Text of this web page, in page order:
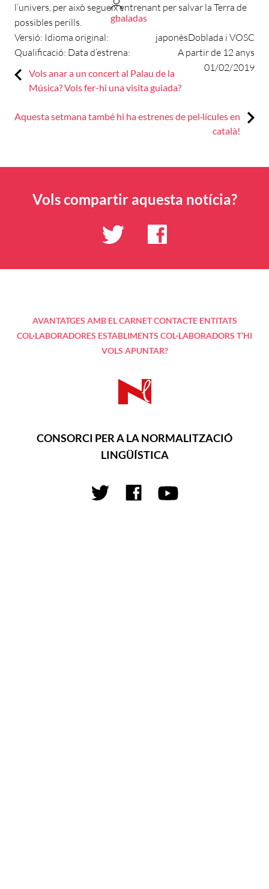
l’univers, per això segueix entrenant per salvar la Terra de
possibles perills.
Versió:
Doblada i VOSC
Idioma original:
japonès
Qualificació:
A partir de 12 anys
Data d’estrena:
01/02/2019
gbaladas
Navegació
Previous:
Vols anar a un concert al Palau de la
Música? Vols fer-hi una visita guiada?
Next:
Aquesta setmana també hi ha estrenes de pel·lícules en
català!
Vols compartir aquesta notícia?
AVANTATGES AMB EL CARNET CONTACTE ENTITATS
COL·LABORADORES ESTABLIMENTS COL·LABORADORS T’HI
VOLS APUNTAR?
CONSORCI PER A LA NORMALITZACIÓ
LINGÜÍSTICA